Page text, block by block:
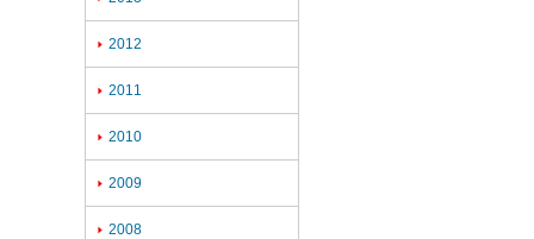
 2012
 2011
 2010
 2009
 2008